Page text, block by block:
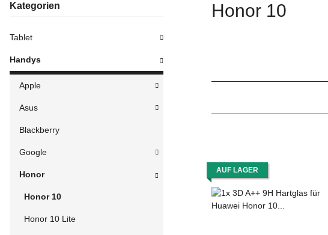
Honor 10
AUF LAGER
Kategorien
Tablet
Handys
Apple
Asus
Blackberry
Google
Honor
Honor 10
Honor 10 Lite